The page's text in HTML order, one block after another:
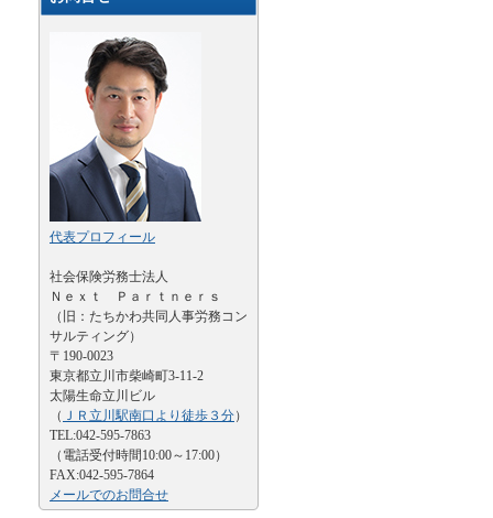
代表プロフィール
社会保険労務士法人
Ｎｅｘｔ Ｐａｒｔｎｅｒｓ
（旧：たちかわ共同人事労務コン
サルティング）
〒190-0023
東京都立川市柴崎町3-11-2
太陽生命立川ビル
（ ＪＲ立川駅南口より徒歩３分）
TEL:042-595-7863
（電話受付時間10:00～17:00）
FAX:042-595-7864
メールでのお問合せ